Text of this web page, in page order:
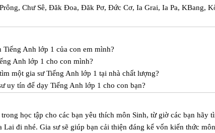
Chư Sê, Đăk Đoa, Đăk Pơ, Đức Cơ, Ia Grai, Ia Pa, KBang,
Anh lớp 1 của con em mình?
Anh lớp 1 cho con mình?
một gia sư Tiếng Anh lớp 1 tại nhà chất lượng?
uy tín để dạy Tiếng Anh lớp 1 cho con bạn?
học tập cho các bạn yêu thích môn Sinh, từ giờ các bạn hãy
đi nhé. Gia sư sẽ giúp bạn cải thiện đáng kể vốn kiến thức